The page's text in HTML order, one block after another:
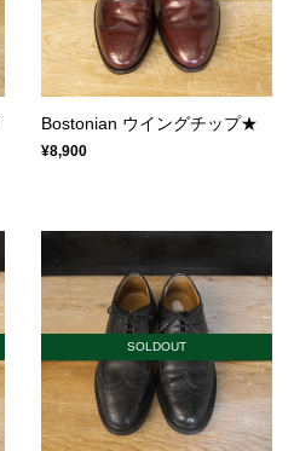
Bostonian ウイングチップ★
¥8,900
SOLDOUT